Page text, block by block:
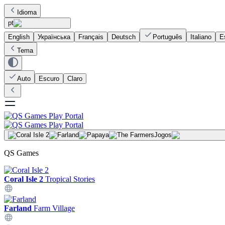
Idioma
pt
English
Українська Français Deutsch Português Italiano
Tema
Auto Escuro Claro
Jogos
QS Games
Coral Isle 2 Tropical Stories
Farland Farm Village